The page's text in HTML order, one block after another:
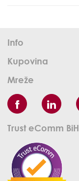
Info
Kupovina
Mreže
Trust eComm BiH